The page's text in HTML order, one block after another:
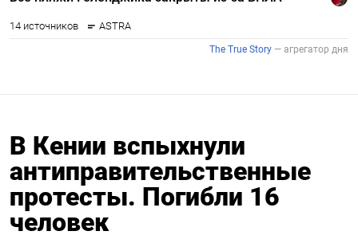
В Кении вспыхнули
антиправительственные
протесты. Погибли 16
человек